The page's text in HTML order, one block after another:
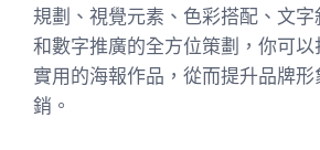
規劃、視覺元素、色彩搭配、文
和數字推廣的全方位策劃，你可以
實用的海報作品，從而提升品牌
銷。